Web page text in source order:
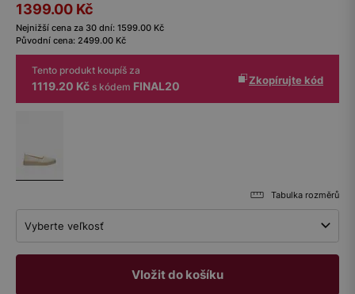
1399.00 Kč
Nejnižší cena za 30 dní: 1599.00 Kč
Původní cena: 2499.00 Kč
Tento produkt koupíš za
1119.20 Kč s kódem FINAL20 Zkopírujte kód
Tabulka rozměrů
Vyberte veľkosť
Vložit do košíku